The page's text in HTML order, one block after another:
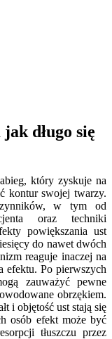
długo się
który zyskuje na
kontur swojej twarzy.
w tym od
oraz techniki
powiększania ust
do nawet dwóch
reaguje inaczej na
efektu. Po pierwszych
zauważyć pewne
obrzękiem.
i objętość ust stają się
osób efekt może być
tłuszczu przez